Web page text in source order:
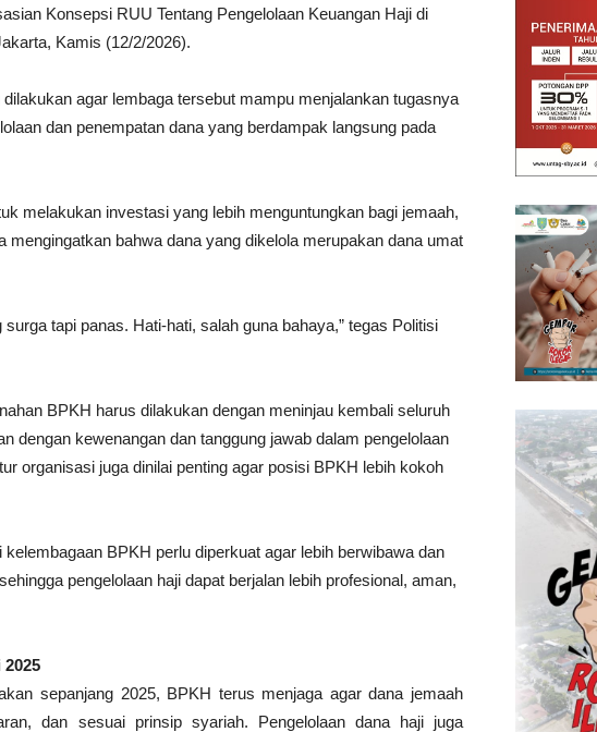
Konsepsi RUU Tentang Pengelolaan Keuangan Haji di
Kamis (12/2/2026).
agar lembaga tersebut mampu menjalankan tugasnya
dan penempatan dana yang berdampak langsung pada
melakukan investasi yang lebih menguntungkan bagi jemaah,
mengingatkan bahwa dana yang dikelola merupakan dana umat
tapi panas. Hati-hati, salah guna bahaya,” tegas Politisi
BPKH harus dilakukan dengan meninjau kembali seluruh
dengan kewenangan dan tanggung jawab dalam pengelolaan
organisasi juga dinilai penting agar posisi BPKH lebih kokoh
BPKH perlu diperkuat agar lebih berwibawa dan
pengelolaan haji dapat berjalan lebih profesional, aman,
sepanjang 2025, BPKH terus menjaga agar dana jemaah
dan sesuai prinsip syariah. Pengelolaan dana haji juga